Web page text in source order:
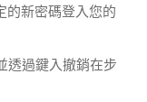
的新密碼登入您的
透過鍵入撤銷在步